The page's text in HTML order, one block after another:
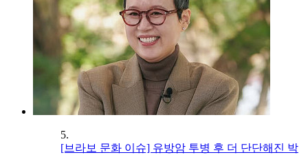
5.
[브라보 문화 이슈] 유방암 투병 후 더 단단해진 박